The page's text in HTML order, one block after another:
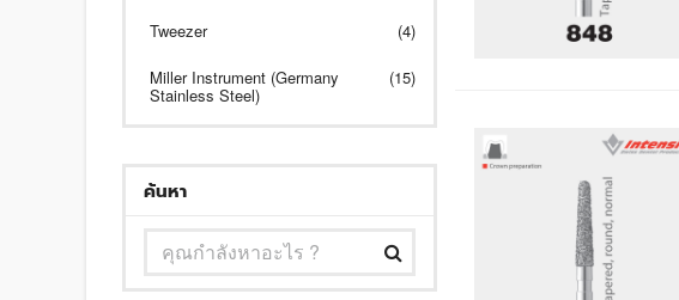
Tweezer (4)
Miller Instrument (Germany
Stainless Steel)
(15)
ค้นหา